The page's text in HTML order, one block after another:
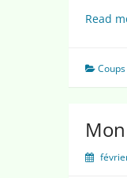
Read